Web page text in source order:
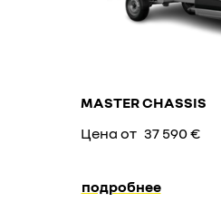
MASTER CHASSIS
Цена от 37 590 €
подробнее